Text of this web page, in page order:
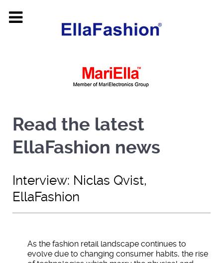
Read the latest
EllaFashion news
Interview: Niclas Qvist,
EllaFashion
As the fashion retail landscape continues to
evolve due to changing consumer habits, the rise